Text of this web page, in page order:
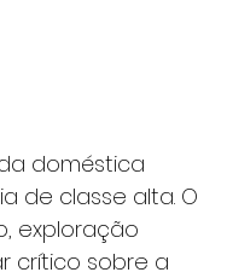
doméstica
de classe alta. O
exploração
crítico sobre a